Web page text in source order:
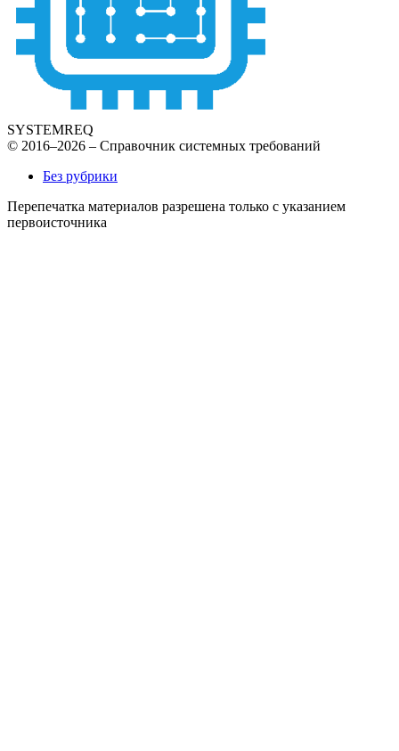
SYSTEMREQ
© 2016–2026 – Справочник системных требований
Без рубрики
Перепечатка материалов разрешена только с указанием
первоисточника